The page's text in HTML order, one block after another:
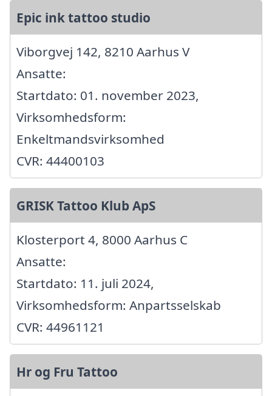
Epic ink tattoo studio
Viborgvej 142, 8210 Aarhus V
Ansatte:
Startdato: 01. november 2023,
Virksomhedsform:
Enkeltmandsvirksomhed
CVR: 44400103
GRISK Tattoo Klub ApS
Klosterport 4, 8000 Aarhus C
Ansatte:
Startdato: 11. juli 2024,
Virksomhedsform: Anpartsselskab
CVR: 44961121
Hr og Fru Tattoo